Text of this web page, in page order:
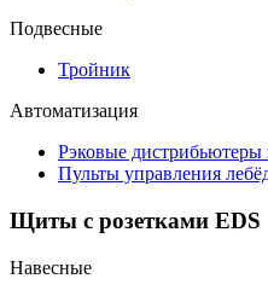
Подвесные
Тройник
Автоматизация
Рэковые дистрибьютеры
Пульты управления
Щиты с розетками EDS
Навесные